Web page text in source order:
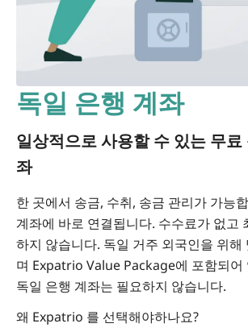
독일 은행 계좌
일상적으로 사용할 수 있는 무료
좌
한 곳에서 송금, 수취, 송금 관리가 가능
계좌에 바로 연결됩니다. 수수료가 없고
하지 않습니다. 독일 거주 외국인을 위해
며 Expatrio Value Package에 포함되어
독일 은행 계좌는 필요하지 않습니다.
왜 Expatrio 를 선택해야하나요?